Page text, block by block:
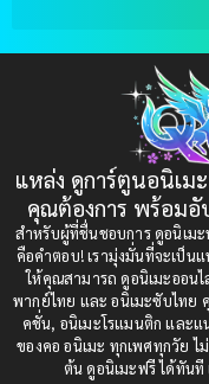
Bondage (ทาส)(1)
(1)
Censored (เซ็นเซอ
Comedy (ตลก)
Comedy (ตลก)
Comic Book การ์ตู
1997
1993
1991
1989
1987
1984
1982
1980
แหล่ง ดูการ์ตูนอนิเม
คุณต้องการ พร้อมอั
สำหรับผู้ที่ชื่นชอบการ ดูอนิเมะ
คือคำตอบ! เรามุ่งมั่นที่จะเป็น
ให้คุณสามารถ ดูอนิเมะออนไ
พากย์ไทย และ อนิเมะซับไทย
คชั่น, อนิเมะโรแมนติก และ
ของคอ อนิเมะ ทุกเพศทุกวัย ไ
ต้น ดูอนิเมะฟรี ได้ทัน